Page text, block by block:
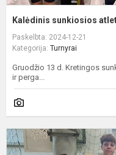
Kalėdinis sunkiosios
Paskelbta: 2024-12-21
Kategorija: Turnyrai
Gruodžio 13 d. Kretingos
ir perga...